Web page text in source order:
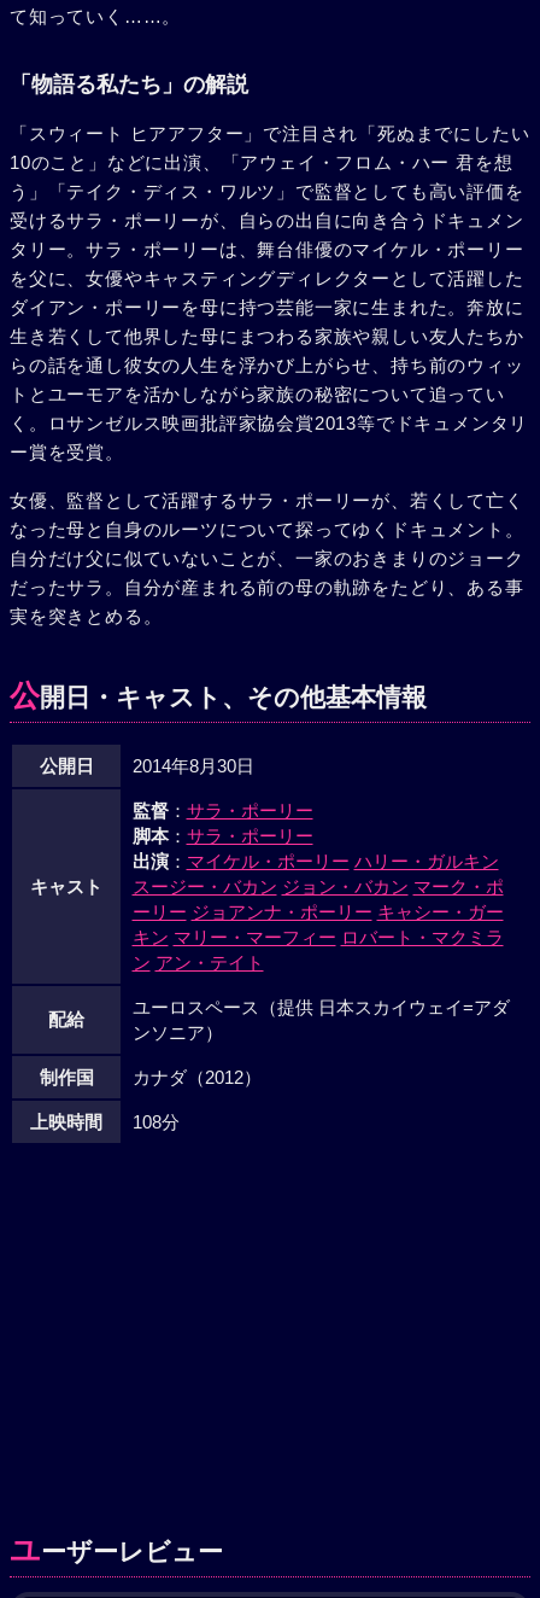
て知っていく……。
「物語る私たち」の解説
「スウィート ヒアアフター」で注目され「死ぬまでにしたい
10のこと」などに出演、「アウェイ・フロム・ハー 君を想
う」「テイク・ディス・ワルツ」で監督としても高い評価を
受けるサラ・ポーリーが、自らの出自に向き合うドキュメン
タリー。サラ・ポーリーは、舞台俳優のマイケル・ポーリー
を父に、女優やキャスティングディレクターとして活躍した
ダイアン・ポーリーを母に持つ芸能一家に生まれた。奔放に
生き若くして他界した母にまつわる家族や親しい友人たちか
らの話を通し彼女の人生を浮かび上がらせ、持ち前のウィッ
トとユーモアを活かしながら家族の秘密について追ってい
く。ロサンゼルス映画批評家協会賞2013等でドキュメンタリ
ー賞を受賞。
女優、監督として活躍するサラ・ポーリーが、若くして亡く
なった母と自身のルーツについて探ってゆくドキュメント。
自分だけ父に似ていないことが、一家のおきまりのジョーク
だったサラ。自分が産まれる前の母の軌跡をたどり、ある事
実を突きとめる。
公開日・キャスト、その他基本情報
公開日 2014年8月30日
キャスト
監督： サラ・ポーリー
脚本： サラ・ポーリー
出演： マイケル・ポーリー ハリー・ガルキン
スージー・バカン ジョン・バカン マーク・ポ
ーリー ジョアンナ・ポーリー キャシー・ガー
キン マリー・マーフィー ロバート・マクミラ
ン アン・テイト
配給
ユーロスペース（提供 日本スカイウェイ=アダ
ンソニア）
制作国 カナダ（2012）
上映時間 108分
ユーザーレビュー